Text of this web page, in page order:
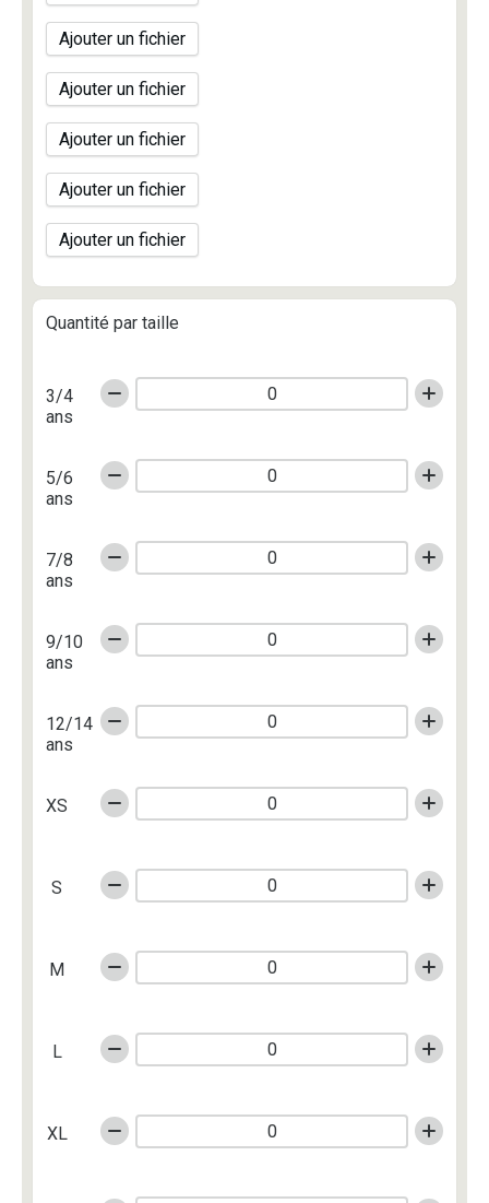
Ajouter un fichier
Ajouter un fichier
Ajouter un fichier
Ajouter un fichier
Ajouter un fichier
Quantité par taille
3/4
ans
5/6
ans
7/8
ans
9/10
ans
12/14
ans
XS
S
M
L
XL